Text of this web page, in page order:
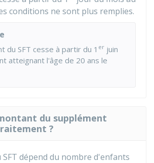
conditions ne sont plus remplies.
du SFT cesse à partir du 1 er juin
atteignant l'âge de 20 ans le
du supplément
?
dépend du nombre d'enfants